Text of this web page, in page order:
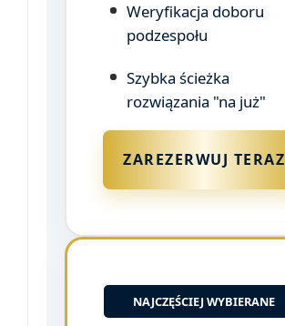
Weryfikacja doboru
podzespołu
Szybka ścieżka
rozwiązania "na już"
ZAREZERWUJ TERAZ
NAJCZĘŚCIEJ WYBIERANE